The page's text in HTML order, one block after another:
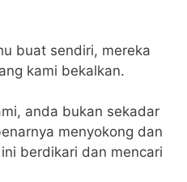
buat sendiri, mereka
kami bekalkan.
anda bukan sekadar
menyokong dan
berdikari dan mencari